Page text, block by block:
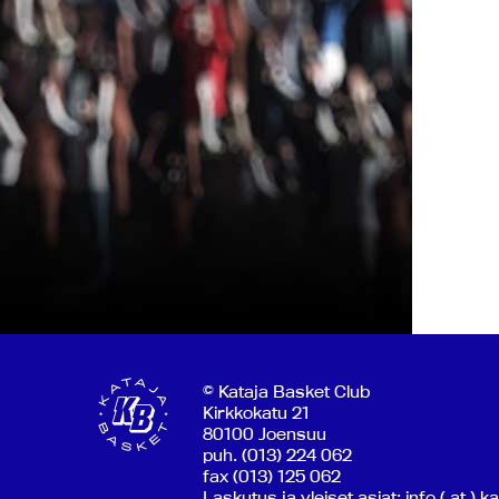
© Kataja Basket Club
Kirkkokatu 21
80100 Joensuu
puh. (013) 224 062
fax (013) 125 062